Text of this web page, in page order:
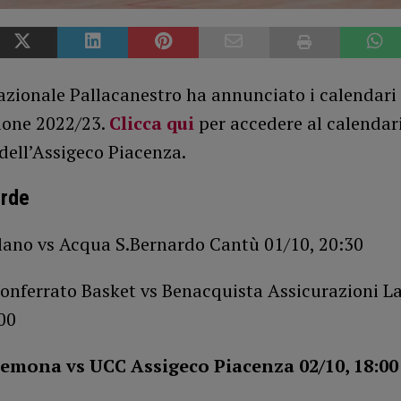
Pallacanestro ha annunciato i
2022/23. Clicca quiper accedere al
Piacenza.
vs Acqua S.Bernardo Cantù 01/10, 20:30
Basket vs Benacquista Assicurazioni
vs UCC Assigeco Piacenza 02/10, 18:00